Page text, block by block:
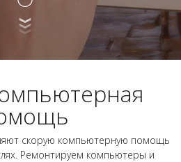
скорую компьютерную помощь
Ремонтируем компьютеры и